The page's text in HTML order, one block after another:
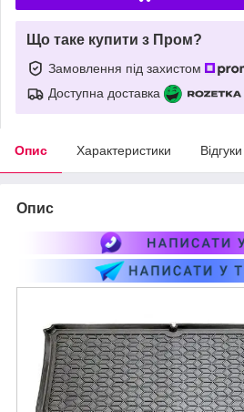
Що таке купити з Пром?
Замовлення під захистом
Доступна доставка
Опис Характеристики
Опис